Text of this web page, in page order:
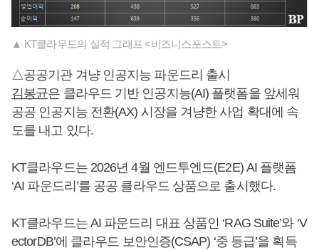
▲ KT클라우드의 실적 그래프 <비즈니스포스트>
△공공기관 겨냥 인공지능 파운드리 출시
김봉균은 클라우드 기반 인공지능(AI) 플랫폼을 앞세워
공공 인공지능 전환(AX) 시장을 겨냥한 사업 확대에 속
도를 내고 있다.
KT클라우드는 2026년 4월 엔드투엔드(E2E) AI 플랫폼
‘AI 파운드리’를 공공 클라우드 상품으로 출시했다.
KT클라우드는 AI 파운드리 대표 상품인 ‘RAG Suite’와 ‘V
ectorDB’에 클라우드 보안인증(CSAP) ‘중 등급’을 획득